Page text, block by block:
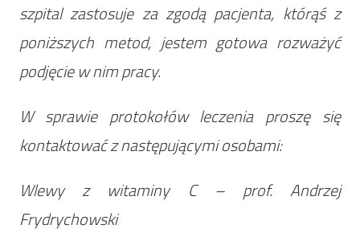
szpital zastosuje za zgodą pacjenta, którąś z
poniższych metod, jestem gotowa rozważyć
podjęcie w nim pracy.
W sprawie protokołów leczenia proszę się
kontaktować z następującymi osobami:
Wlewy z witaminy C – prof. Andrzej
Frydrychowski